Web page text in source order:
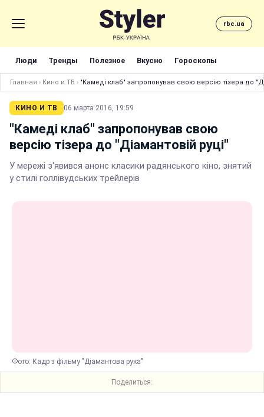
rbc.ua
Люди Тренды Полезное Вкусно Гороскопы
Главная › Кино и ТВ › "Камеді клаб" запропонував свою версію тізера до
КИНО И ТВ 06 марта 2016, 19:59
"Камеді клаб" запропонував свою
версію тізера до "Діамантовій руці"
У мережі з'явився анонс класики радянського кіно, знятий
у стилі голлівудських трейлерів
Фото: Кадр з фільму "Діамантова рука"
Поделиться: